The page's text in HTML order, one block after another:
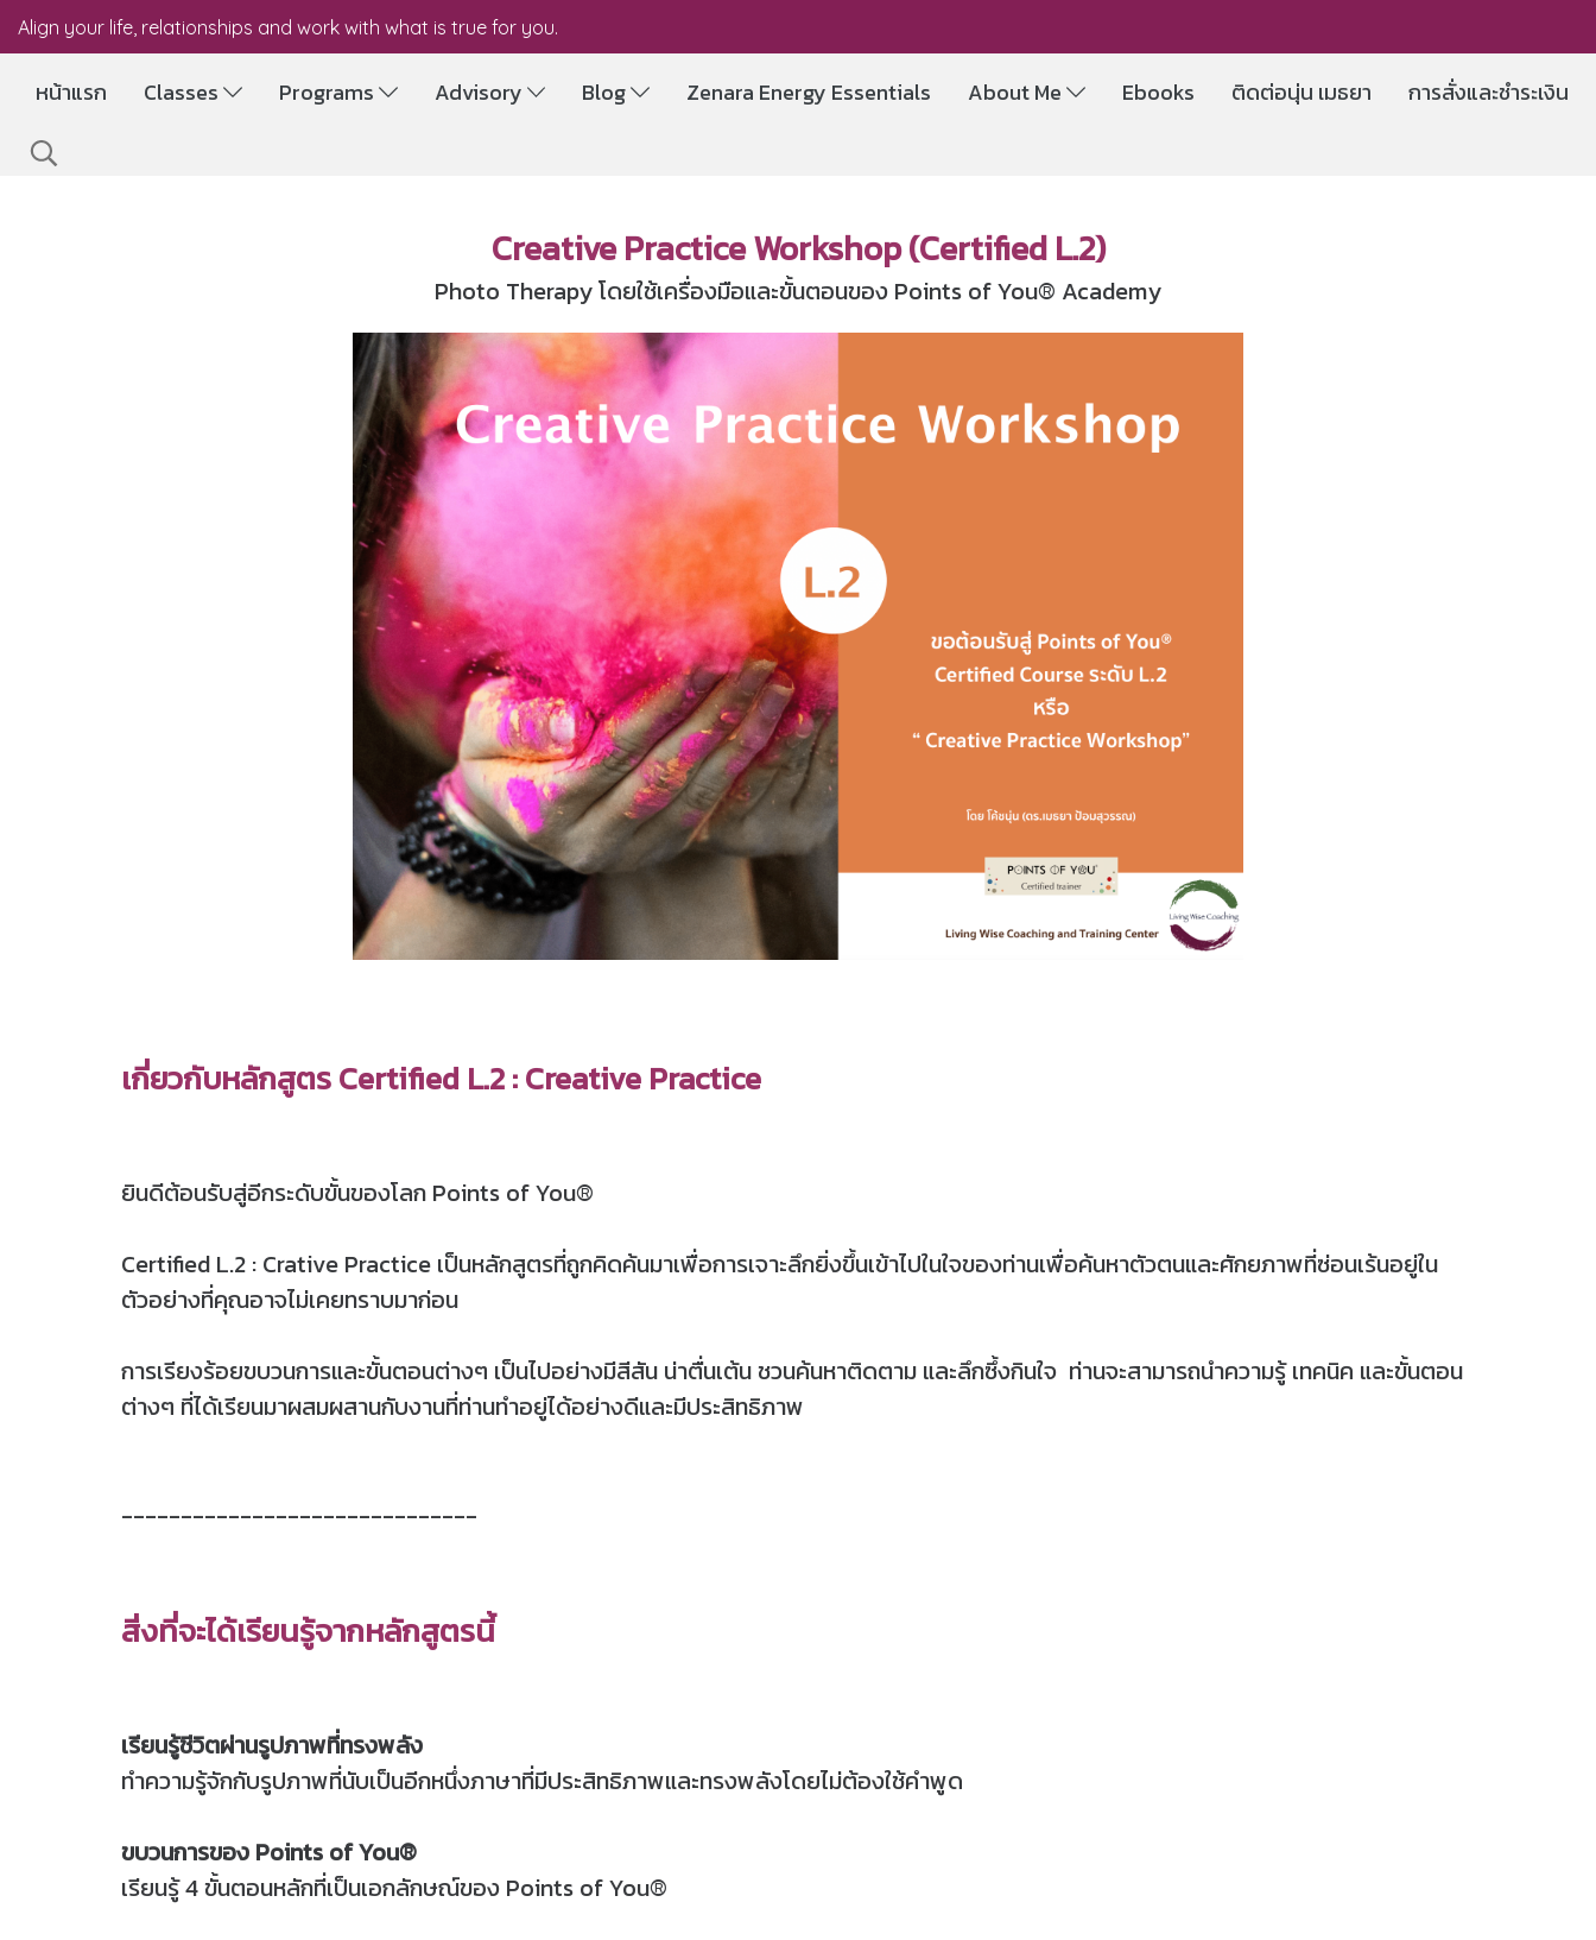
Align your life, relationships and work with what is true for you.
หน้าแรก Classes Programs Advisory Blog Zenara Energy Essentials About Me Ebooks ติดต่อนุ่น เมธยา การสั่งและชำระเงิน
Creative Practice Workshop (Certified L.2)
Photo Therapy โดยใช้เครื่องมือและขั้นตอนของ Points of You® Academy
เกี่ยวกับหลักสูตร Certified L.2 : Creative Practice
ยินดีต้อนรับสู่อีกระดับขั้นของโลก Points of You®
Certified L.2 : Crative Practice เป็นหลักสูตรที่ถูกคิดค้นมาเพื่อการเจาะลึกยิ่งขึ้นเข้าไปในใจของท่านเพื่อค้นหาตัวตนและศักยภาพที่ซ่อนเร้นอยู่ใน
ตัวอย่างที่คุณอาจไม่เคยทราบมาก่อน
การเรียงร้อยขบวนการและขั้นตอนต่างๆ เป็นไปอย่างมีสีสัน น่าตื่นเต้น ชวนค้นหาติดตาม และลึกซึ้งกินใจ ท่านจะสามารถนำความรู้ เทคนิค และขั้นตอน
ต่างๆ ที่ได้เรียนมาผสมผสานกับงานที่ท่านทำอยู่ได้อย่างดีและมีประสิทธิภาพ
------------------------------
สิ่งที่จะได้เรียนรู้จากหลักสูตรนี้
เรียนรู้ชีวิตผ่านรูปภาพที่ทรงพลัง
ทำความรู้จักกับรูปภาพที่นับเป็นอีกหนึ่งภาษาที่มีประสิทธิภาพและทรงพลังโดยไม่ต้องใช้คำพูด
ขบวนการของ Points of You®
เรียนรู้ 4 ขั้นตอนหลักที่เป็นเอกลักษณ์ของ Points of You®